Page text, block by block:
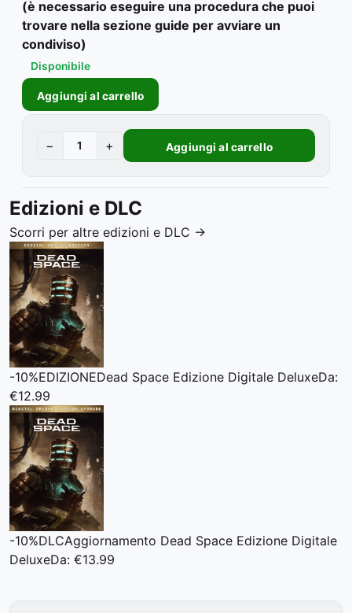
(è necessario eseguire una procedura che puoi
trovare nella sezione guide per avviare un
condiviso)
Disponibile
Aggiungi al carrello
− + Aggiungi al carrello
Edizioni e DLC
Scorri per altre edizioni e DLC →
-10%EDIZIONEDead Space Edizione Digitale DeluxeDa:
€12.99
-10%DLCAggiornamento Dead Space Edizione Digitale
DeluxeDa: €13.99